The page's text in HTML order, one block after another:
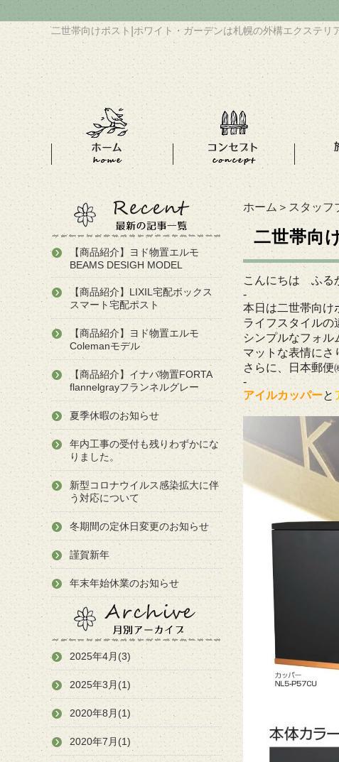
二世帯向けポスト ホワイト・ガーデンは札幌の外構エクステリ
ホーム＞ スタッフ
二世帯向
こんにちは ふる
-
本日は二世帯向け
ライフスタイルの
シンプルなフォル
マットな表情にさ
さらに、日本郵便
-
アイルカッパーと
【商品紹介】ヨド物置エルモ
BEAMS DESIGH MODEL
【商品紹介】LIXIL宅配ボックス
スマート宅配ポスト
【商品紹介】ヨド物置エルモ
Colemanモデル
【商品紹介】イナバ物置FORTA
flannelgrayフランネルグレー
夏季休暇のお知らせ
年内工事の受付も残りわずかにな
りました。
新型コロナウイルス感染拡大に伴
う対応について
冬期間の定休日変更のお知らせ
謹賀新年
年末年始休業のお知らせ
2025年4月(3)
2025年3月(1)
2020年8月(1)
2020年7月(1)